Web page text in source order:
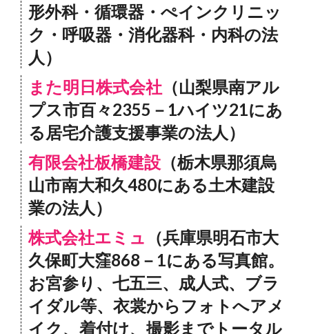
形外科・循環器・ぺインクリニッ
ク・呼吸器・消化器科・内科の法
人）
また明日株式会社 （山梨県南アル
プス市百々2355－1ハイツ21にあ
る居宅介護支援事業の法人）
有限会社板橋建設 （栃木県那須烏
山市南大和久480にある土木建設
業の法人）
株式会社エミュ
（兵庫県明石市大
久保町大窪868－1にある写真館。
お宮参り、七五三、成人式、ブラ
イダル等、衣裳からフォトへアメ
イク、着付け、撮影までトータル